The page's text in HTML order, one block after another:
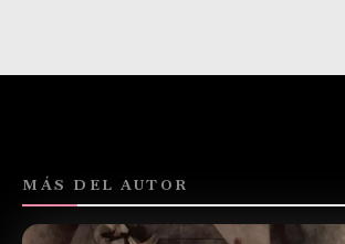
MÁS DEL AUTOR